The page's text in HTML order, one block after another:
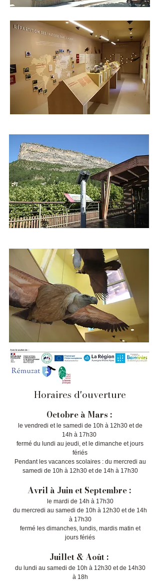
Horaires d'ouverture
Octobre à Mars :
le vendredi et le samedi de 10h à 12h30 et de
14h à 17h30
fermé du lundi au jeudi, et le dimanche et jours
fériés
Pendant les vacances scolaires : du mercredi au
samedi de 10h à 12h30 et de 14h à 17h30
Avril à Juin et Septembre :
le mardi de 14h à 17h30
du mercredi au samedi de 10h à 12h30 et de 14h
à 17h30
fermé les dimanches, lundis, mardis matin et
jours fériés
Juillet & Août :
du lundi au samedi de 10h à 12h30 et de 14h30
à 18h